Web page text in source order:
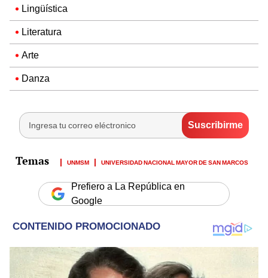
Lingüística
Literatura
Arte
Danza
UNMSM UNIVERSIDAD NACIONAL MAYOR DE SAN MARCOS
Prefiero a La República en
Google